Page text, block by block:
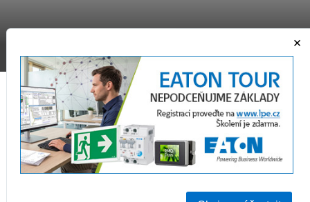
Najděte montážního technika
Požádat o cenovou nabídku